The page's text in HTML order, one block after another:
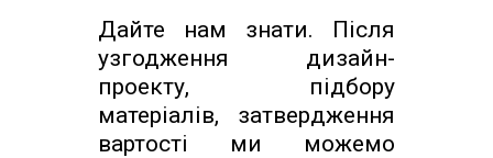
Дайте нам знати. Після
узгодження дизайн-
проекту, підбору
матеріалів, затвердження
вартості ми можемо